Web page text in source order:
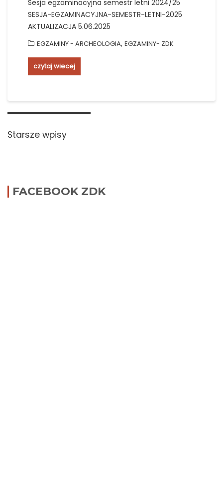
Sesja egzaminacyjna semestr letni 2024/25
SESJA-EGZAMINACYJNA-SEMESTR-LETNI-2025
AKTUALIZACJA 5.06.2025
EGZAMINY - ARCHEOLOGIA, EGZAMINY- ZDK
czytaj wiecej
Nawigacja
wpisach
Starsze wpisy
FACEBOOK ZDK